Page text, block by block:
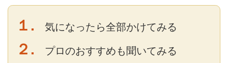
１. 気になったら全部かけてみる
２. プロのおすすめも聞いてみる